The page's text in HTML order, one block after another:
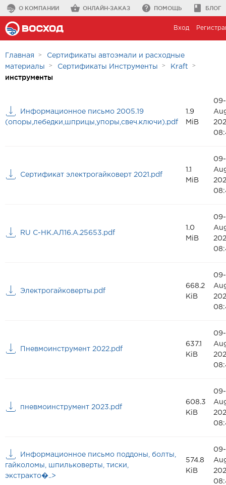
О КОМПАНИИ ОНЛАЙН-ЗАКАЗ ПОМОЩЬ БЛОГ
Вход
Главная
Сертификаты автоэмали и расходные
материалы
Сертификаты Инструменты Kraft
инструменты
Информационное письмо 2005.19
(опоры,лебедки,шприцы,упоры,свеч.ключи).pdf
1.9
MiB
09-
Сертификат электрогайковерт 2021.pdf
1.1
MiB
09-
RU C-HK.AЛ16.А.25653.pdf
1.0
MiB
09-
Электрогайковерты.pdf
668.2
KiB
09-
Пневмоинструмент 2022.pdf
637.1
KiB
09-
пневмоинструмент 2023.pdf
608.3
KiB
09-
Информационное письмо поддоны, болты,
гайколомы, шпильковерты, тиски,
экстракто�..>
574.8
KiB
09-